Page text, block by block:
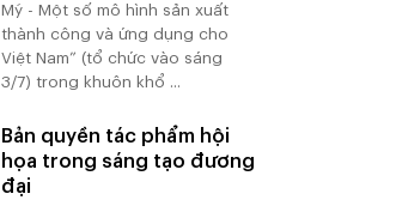
Mỹ - Một số mô hình sản xuất
thành công và ứng dụng cho
Việt Nam” (tổ chức vào sáng
3/7) trong khuôn khổ ...
Bản quyền tác phẩm hội
họa trong sáng tạo đương
đại